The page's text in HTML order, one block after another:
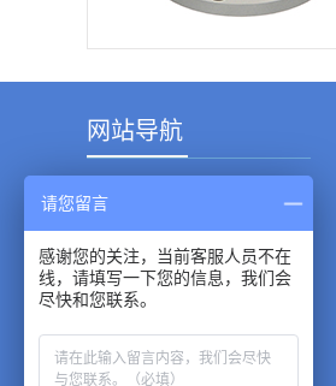
网站导航
产品中心
新闻资讯
关于我们
请您留言
感谢您的关注，当前客服人员不在
线，请填写一下您的信息，我们会
尽快和您联系。